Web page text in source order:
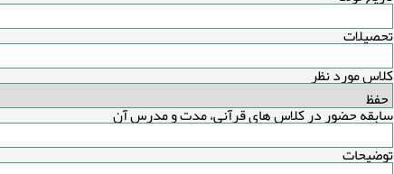
تحصیلات
کلاس مورد نظر
سابقه حضور در کلاس های قرآنی، مدت و مدرس آن
توضیحات